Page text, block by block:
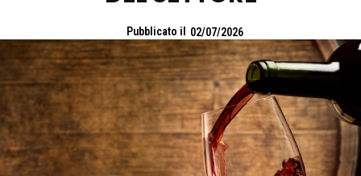
Pubblicato il 02/07/2026